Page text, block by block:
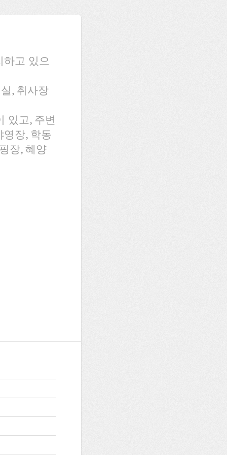
하고 있으
, 취사장
있고, 주변
장, 학동
장, 혜양